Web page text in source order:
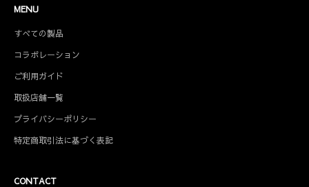
MENU
すべての製品
コラボレーション
ご利用ガイド
取扱店舗一覧
プライバシーポリシー
特定商取引法に基づく表記
CONTACT